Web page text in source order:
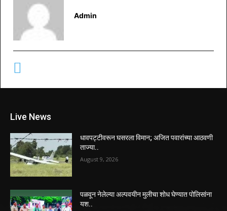
Admin
Live News
धावपट्टीवरून घसरला विमान; अजित पवारांच्या आठवणी
ताज्या..
August 9, 2026
पळवून नेलेल्या अल्पवयीन मुलीचा शोध घेण्यात पोलिसांना
यश..